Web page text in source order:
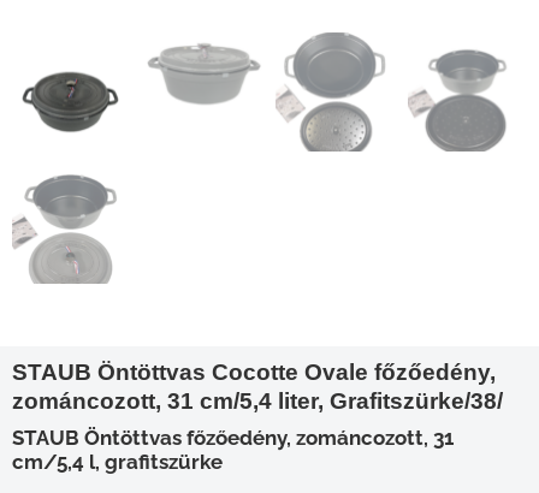
STAUB Öntöttvas Cocotte Ovale főzőedény,
zománcozott, 31 cm/5,4 liter, Grafitszürke/38/
STAUB Öntöttvas főzőedény, zománcozott, 31
cm/5,4 l, grafitszürke